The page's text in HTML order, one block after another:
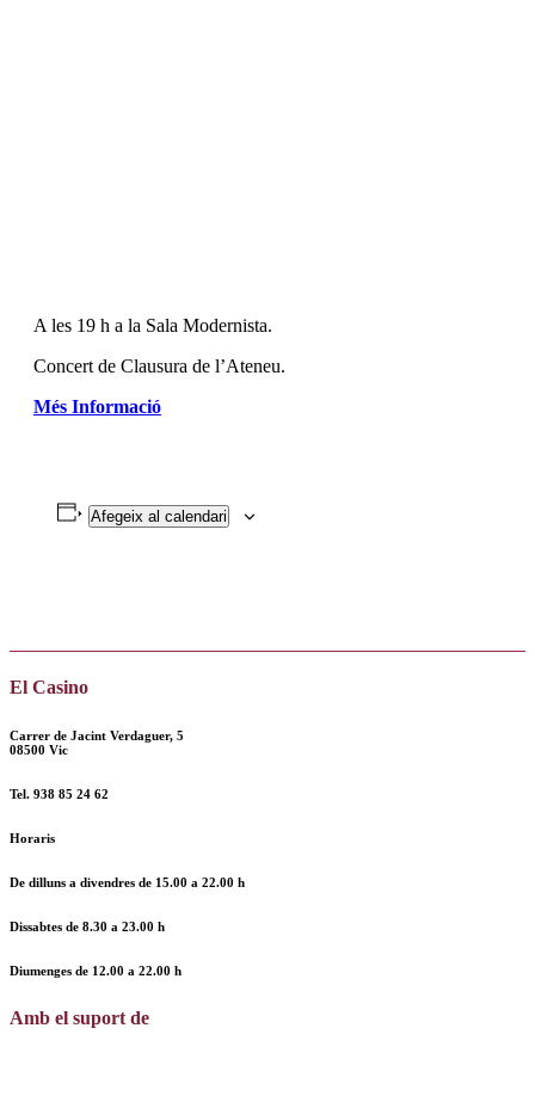
A les 19 h a la Sala Modernista.
Concert de Clausura de l’Ateneu.
Més Informació
Afegeix al calendari
El Casino
Carrer de Jacint Verdaguer, 5
08500 Vic
Tel. 938 85 24 62
Horaris
De dilluns a divendres de 15.00 a 22.00 h
Dissabtes de 8.30 a 23.00 h
Diumenges de 12.00 a 22.00 h
Amb el suport de